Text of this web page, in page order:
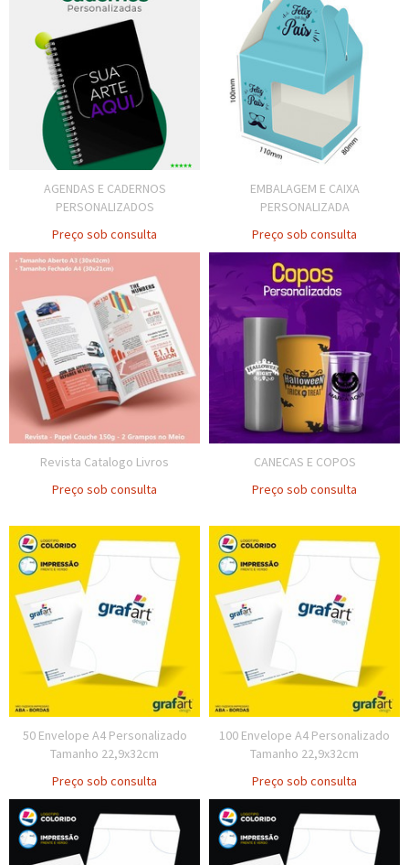
AGENDAS E CADERNOS
PERSONALIZADOS
Preço sob consulta
EMBALAGEM E CAIXA
PERSONALIZADA
Preço sob consulta
Revista Catalogo Livros
Preço sob consulta
CANECAS E COPOS
Preço sob consulta
50 Envelope A4 Personalizado
Tamanho 22,9x32cm
Preço sob consulta
100 Envelope A4 Personalizado
Tamanho 22,9x32cm
Preço sob consulta